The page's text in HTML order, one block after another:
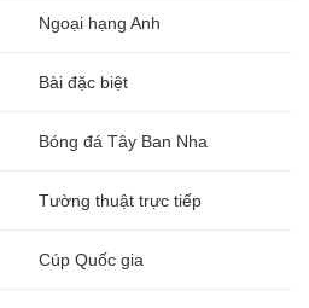
Ngoại hạng Anh
Bài đặc biệt
Bóng đá Tây Ban Nha
Tường thuật trực tiếp
Cúp Quốc gia